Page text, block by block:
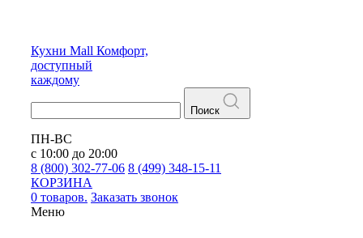
Кухни Mall Комфорт,
доступный
каждому
Поиск
ПН-ВС
с 10:00 до 20:00
8 (800) 302-77-06 8 (499) 348-15-11
КОРЗИНА
0 товаров. Заказать звонок
Меню